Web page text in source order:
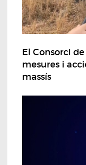
El Consorci
mesures i
massís